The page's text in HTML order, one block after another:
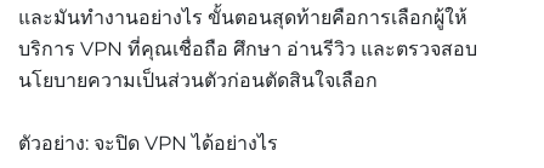
และมันทำงานอย่างไร ขั้นตอนสุดท้ายคือการเลือกผู้ให้
บริการ VPN ที่คุณเชื่อถือ ศึกษา อ่านรีวิว และตรวจสอบ
นโยบายความเป็นส่วนตัวก่อนตัดสินใจเลือก
ตัวอย่าง: จะปิด VPN ได้อย่างไร